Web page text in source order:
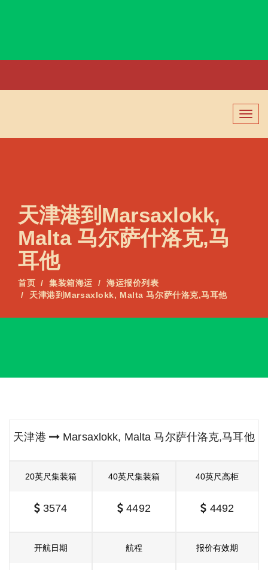
切
换
导
天津港到Marsaxlokk,
Malta 马尔萨什洛克,马
耳他
首页 集装箱海运
海运报价列表
天津港到Marsaxlokk, Malta 马尔萨什洛克,马耳他
天津港 Marsaxlokk, Malta 马尔萨什洛克,马耳他
20英尺集装箱
3574
40英尺集装箱
4492
40英尺高柜
4492
开航日期 航程 报价有效期